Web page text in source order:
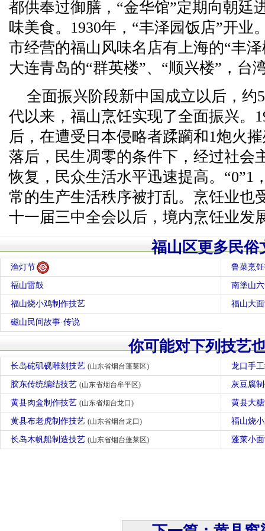
都供奉过御膳，“金华馆”定期向朝廷
味美食。1930年，“丰泽园饭店”开业
市经营的福山风味名店有上海的“丰
大连青岛的“群英楼”、“顺兴楼”，台
全面振兴阶段新中国成立以后，约
代以来，福山烹饪实现了全面振兴。
后，在遭受日本侵略者蹂躏和1炮火
落后，民生凋零的条件下，经过社会
恢复，民众生活水平迅速提高。“0”1
常的生产生活秩序被打乱。烹饪业也
十一届三中全会以后，境内烹饪业发
福山区更多民俗
渔灯节 鲁菜烹
福山雷鼓 南塗山
福山烧小鸡制作技艺 福山大
磁山民间故事·传说
你可能对下列技艺
长岛砣矶砚雕刻技艺 (山东省烟台蓬莱区) 龙口手
胶东传统编结技艺 (山东省烟台牟平区) 灰豆腐
黄县肉盒制作技艺 (山东省烟台龙口) 黄县大
黄县布老虎制作技艺 (山东省烟台龙口) 福山烧
长岛木帆船制造技艺 (山东省烟台蓬莱区) 蓬莱小